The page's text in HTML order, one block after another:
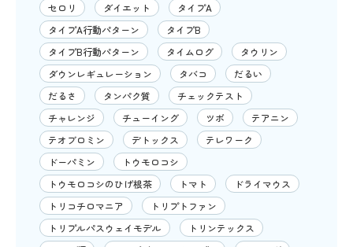
セロリ
ダイエット
タイプA
タイプA行動パターン
タイプB
タイプB行動パターン
タイムログ
タウリン
ダウンレギュレーション
タバコ
だるい
だるさ
タンパク質
チェックテスト
チャレンジ
チューイング ツボ
テアニン
テオブロミン
デトックス
テレワーク
ドーパミン
トウモロコシ
トウモロコシのひげ根茶
トマト
ドライマウス
トリコチロマニア
トリプトファン
トリプルパスウェイモデル
トリンテックス